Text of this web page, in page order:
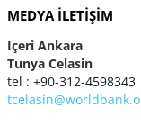
MEDYA İLETIŞIM
Içeri Ankara
Tunya Celasin
tel : +90-312-4598343